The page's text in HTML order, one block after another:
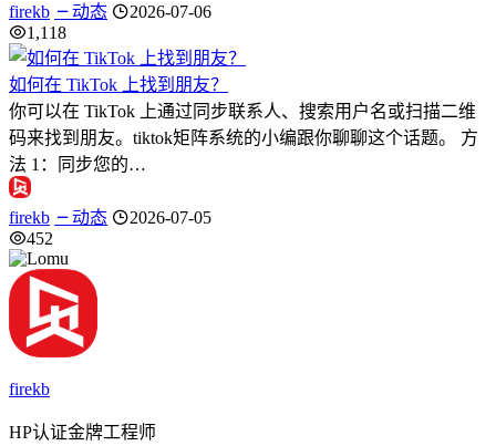
firekb 动态
2026-07-06
1,118
如何在 TikTok 上找到朋友？
你可以在 TikTok 上通过同步联系人、搜索用户名或扫描二维
码来找到朋友。tiktok矩阵系统的小编跟你聊聊这个话题。 方
法 1：同步您的…
firekb 动态
2026-07-05
452
firekb
HP认证金牌工程师